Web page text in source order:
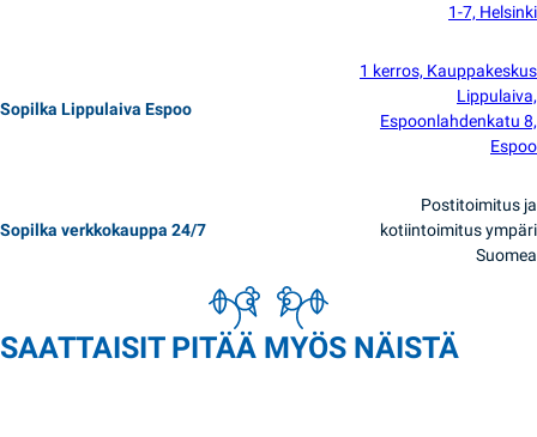
1-7, Helsinki
Sopilka Lippulaiva Espoo
1 kerros, Kauppakeskus
Lippulaiva,
Espoonlahdenkatu 8,
Espoo
Sopilka verkkokauppa 24/7
Postitoimitus ja
kotiintoimitus ympäri
Suomea
SAATTAISIT PITÄÄ MYÖS NÄISTÄ